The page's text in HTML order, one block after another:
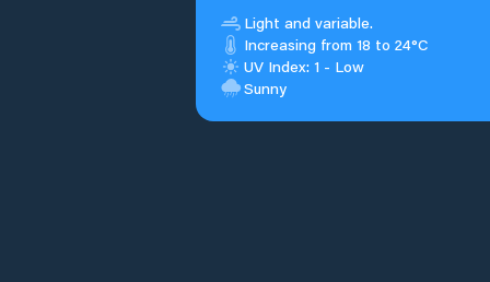
Light and variable.
Increasing from 18 to 24°C
UV Index: 1 - Low
Sunny